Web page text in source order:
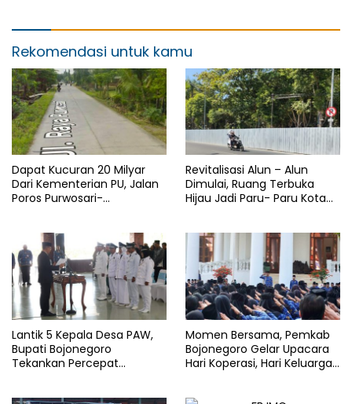
Rekomendasi untuk kamu
Dapat Kucuran 20 Milyar
Dari Kementerian PU, Jalan
Poros Purwosari-
Revitalisasi Alun – Alun
Dimulai, Ruang Terbuka
Hijau Jadi Paru- Paru Kota
Lantik 5 Kepala Desa PAW,
Bupati Bojonegoro
Tekankan Percepat
Momen Bersama, Pemkab
Bojonegoro Gelar Upacara
Hari Koperasi, Hari Keluarga